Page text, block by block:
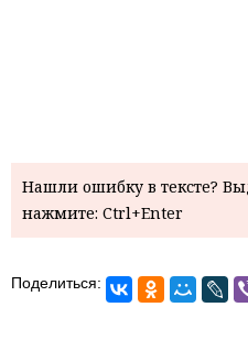
Нашли ошибку в тексте?
нажмите: Ctrl+Enter
Поделиться: